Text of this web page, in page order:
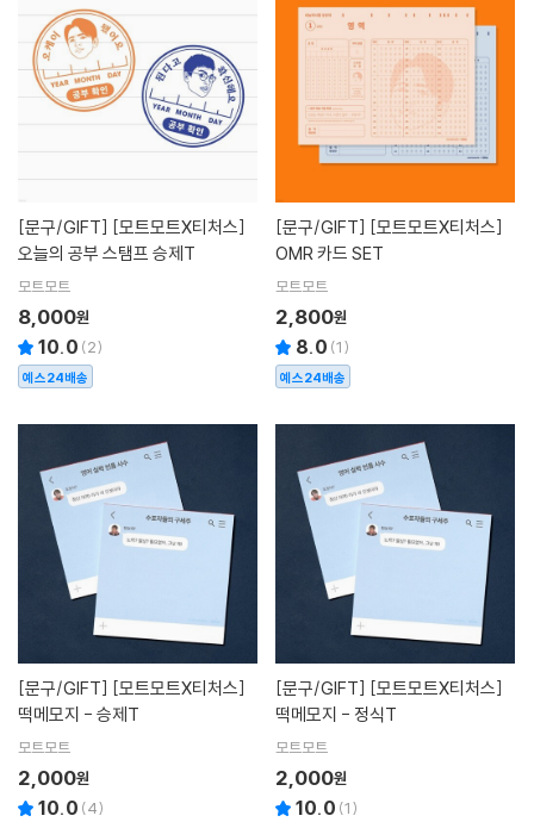
[문구/GIFT]
오늘의 공부 스탬프 승제T
모트모트
8,000원
10.0 (2)
예스24배송
[문구/GIFT]
OMR 카드 SET
모트모트
2,800원
8.0 (1)
예스24배송
[문구/GIFT]
떡메모지 - 승제T
모트모트
2,000원
10.0 (4)
[문구/GIFT]
떡메모지 - 정식T
모트모트
2,000원
10.0 (1)